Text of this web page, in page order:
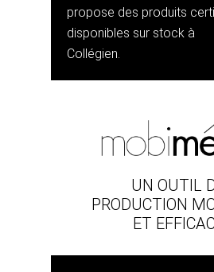
propose des produits
disponibles sur stock à
Collégien.
UN OUTIL
PRODUCTION
ET